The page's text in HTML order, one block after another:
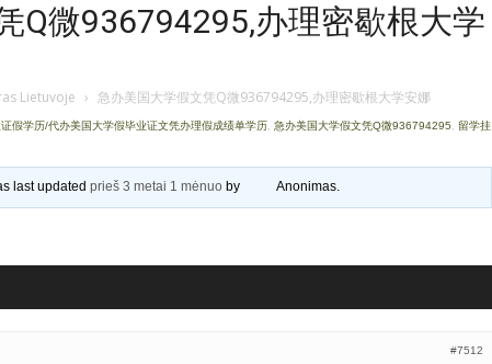
Q微936794295,办理密歇根大学
Lietuvoje › 急办美国大学假文凭Q微936794295,办理密歇根大学安娜
假学历/代办美国大学假毕业证文凭办理假成绩单学历 急办美国大学假文凭Q微936794295
留学挂
last updatedprieš 3 metai 1 mėnuo by Anonimas.
#7512